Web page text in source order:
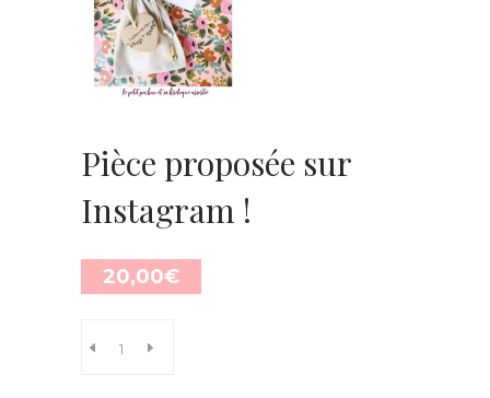
Pièce proposée sur
Instagram !
20,00€